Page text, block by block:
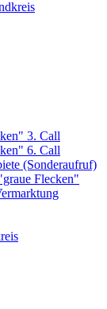
3. Call
6. Call
(Sonderaufruf)
Flecken"